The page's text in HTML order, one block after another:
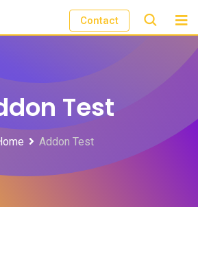
Contact
Test
Addon Test